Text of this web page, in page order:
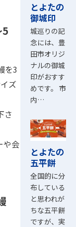
を3
ズ
さ
や会
とよたの
御城印
城巡りの記
念には、豊
田市オリジ
ナルの御城
印がおすす
めです。 市
内…
とよたの
五平餅
全国的に分
布している
と思われが
ちな五平餅
ですが、実